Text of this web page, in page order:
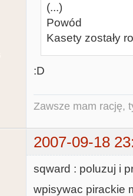
(...)
Powód
Kasety zostały
:D
Zawsze mam rację,
2007-09-18
sqward : poluzuj i
wpisywac pirackie